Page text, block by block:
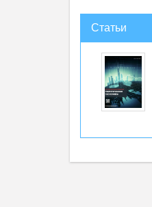
Статьи